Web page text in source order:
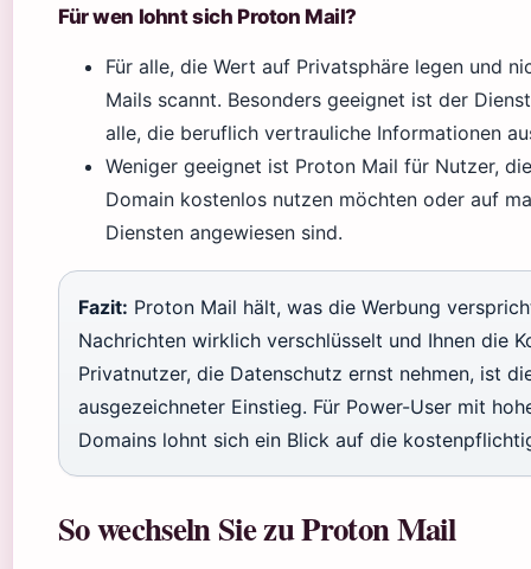
Für wen lohnt sich Proton Mail?
Für alle, die Wert auf Privatsphäre legen und
Mails scannt. Besonders geeignet ist der
alle, die beruflich vertrauliche Informationen
Weniger geeignet ist Proton Mail für Nutzer,
Domain kostenlos nutzen möchten oder auf
Diensten angewiesen sind.
Fazit: Proton Mail hält, was die Werbung
Nachrichten wirklich verschlüsselt und Ihnen die
Privatnutzer, die Datenschutz ernst nehmen, ist
ausgezeichneter Einstieg. Für Power-User mit
Domains lohnt sich ein Blick auf die
So wechseln Sie zu Proton Mail